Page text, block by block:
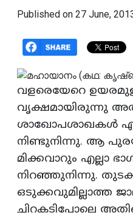
Published on 27 June,
വളരെയേറെ
വൃക്ഷമായിരുന്നു
ശാഖോപശാഖകള്‍
നിണ്ടുനിന്നു. ആ
മിക്കവാറും എല്ലാ
നിറഞ്ഞുനിന്നു.
ഒടുക്കവുമില്ലാത്ത
ചിറകടിപോലെ